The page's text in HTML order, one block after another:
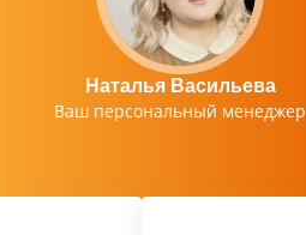
Наталья Васильева
Ваш персональный менеджер